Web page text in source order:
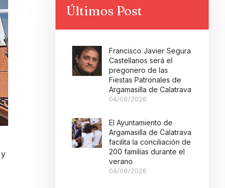
Últimos Post
Francisco Javier Segura
Castellanos será el
pregonero de las
Fiestas Patronales de
Argamasilla de Calatrava
04/08/2026
El Ayuntamiento de
Argamasilla de Calatrava
facilita la conciliación de
200 familias durante el
verano
04/08/2026